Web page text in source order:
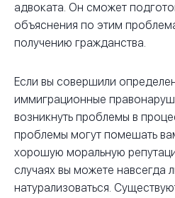
адвоката. Он сможет
объяснения по этим
получению гражданства.
Если вы совершили
иммиграционные
возникнуть проблемы в
проблемы могут помешать
хорошую моральную
случаях вы можете навсегда
натурализоваться.